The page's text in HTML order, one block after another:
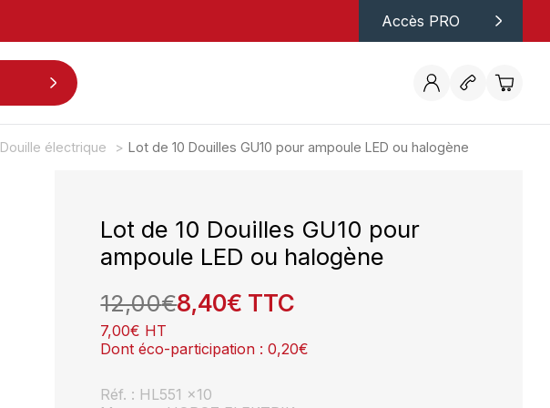
Accès PRO
Douille électrique Lot de 10 Douilles GU10 pour ampoule LED ou halogène
Lot de 10 Douilles GU10 pour
ampoule LED ou halogène
12,00€8,40€ TTC
7,00€ HT
Dont éco-participation :0,20€
Réf. : HL551 x10